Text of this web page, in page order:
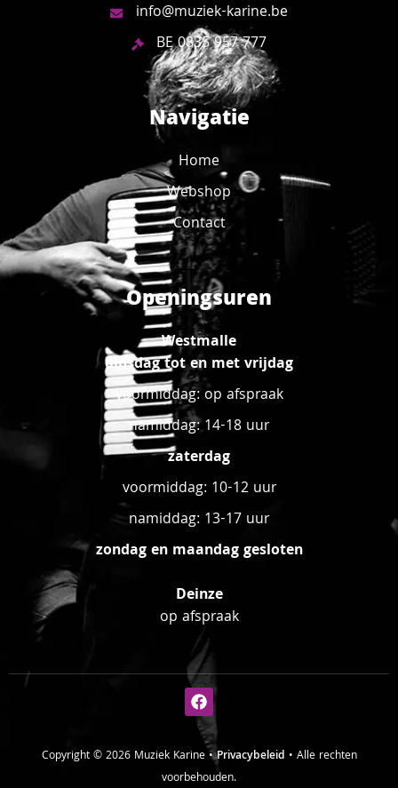
info@muziek-karine.be
BE 0835 957 777
Navigatie
Home
Webshop
Contact
Openingsuren
Westmalle
dinsdag tot en met vrijdag
voormiddag: op afspraak
namiddag: 14-18 uur
zaterdag
voormiddag: 10-12 uur
namiddag: 13-17 uur
zondag en maandag gesloten
Deinze
op afspraak
Copyright © 2026 Muziek Karine •Privacybeleid • Alle rechten
voorbehouden.